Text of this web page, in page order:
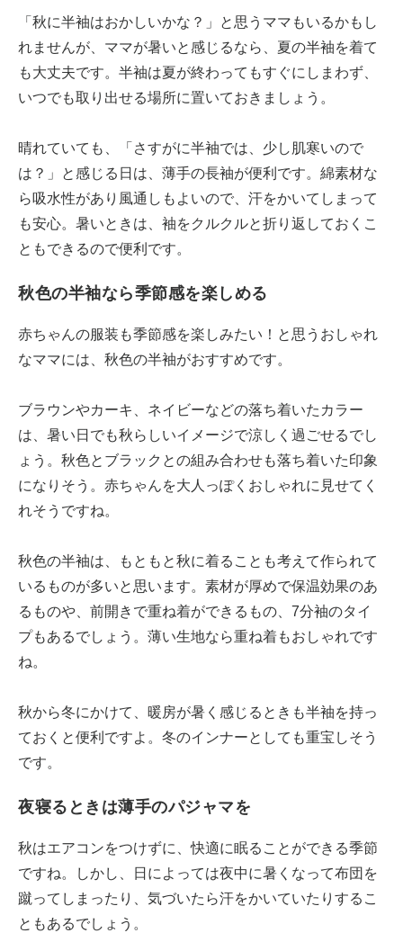
「秋に半袖はおかしいかな？」と思うママもいるかもし
れませんが、ママが暑いと感じるなら、夏の半袖を着て
も大丈夫です。半袖は夏が終わってもすぐにしまわず、
いつでも取り出せる場所に置いておきましょう。
晴れていても、「さすがに半袖では、少し肌寒いので
は？」と感じる日は、薄手の長袖が便利です。綿素材な
ら吸水性があり風通しもよいので、汗をかいてしまって
も安心。暑いときは、袖をクルクルと折り返しておくこ
ともできるので便利です。
秋色の半袖なら季節感を楽しめる
赤ちゃんの服装も季節感を楽しみたい！と思うおしゃれ
なママには、秋色の半袖がおすすめです。
ブラウンやカーキ、ネイビーなどの落ち着いたカラー
は、暑い日でも秋らしいイメージで涼しく過ごせるでし
ょう。秋色とブラックとの組み合わせも落ち着いた印象
になりそう。赤ちゃんを大人っぽくおしゃれに見せてく
れそうですね。
秋色の半袖は、もともと秋に着ることも考えて作られて
いるものが多いと思います。素材が厚めで保温効果のあ
るものや、前開きで重ね着ができるもの、7分袖のタイ
プもあるでしょう。薄い生地なら重ね着もおしゃれです
ね。
秋から冬にかけて、暖房が暑く感じるときも半袖を持っ
ておくと便利ですよ。冬のインナーとしても重宝しそう
です。
夜寝るときは薄手のパジャマを
秋はエアコンをつけずに、快適に眠ることができる季節
ですね。しかし、日によっては夜中に暑くなって布団を
蹴ってしまったり、気づいたら汗をかいていたりするこ
ともあるでしょう。